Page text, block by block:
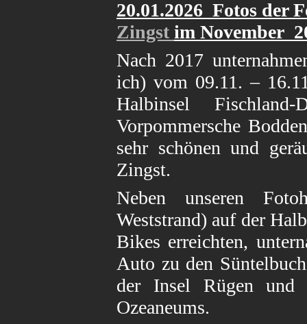
20.01.2026 Fotos der
Zingstim November
Nach 2017
ich) vom 09.11. –
Halbinsel
Vorpommersche
sehr schönen und
Zingst.
Neben unseren
Weststrand) auf der
Bikes erreichten,
Auto zu den
der Insel Rügen und
Ozeaneums.